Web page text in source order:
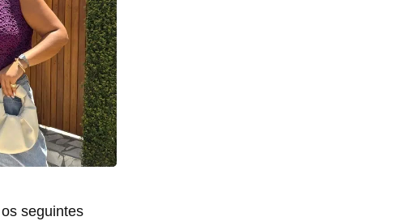
seguintes